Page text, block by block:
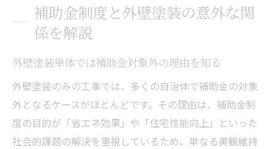
補助金制度と外壁塗装の意外な関
係を解説
外壁塗装単体では補助金対象外の理由を知る
外壁塗装のみの工事では、多くの自治体で補助金の対象
外となるケースがほとんどです。その理由は、補助金制
度の目的が「省エネ効果」や「住宅性能向上」といった
社会的課題の解決を重視しているため、単なる美観維持